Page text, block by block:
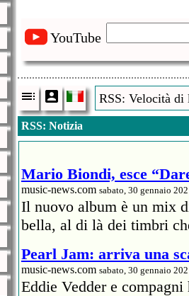
YouTube
RSS: Velocità di
RSS: Notizia
Mario Biondi, esce
music-news.com sabato, 30 gennaio
Il nuovo album è un mix
bella, al di là dei timbri
Pearl Jam: arriva una
music-news.com sabato, 30 gennaio
Eddie Vedder e